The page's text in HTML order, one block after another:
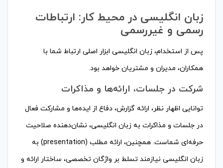
زبان انگلیسی در محیط کار: ارتباطات
رسمی و غیررسمی
پس از استخدام، زبان انگلیسی ابزار اصلی ارتباط شما با
همکاران، مدیران و مشتریان خواهد بود.
شرکت در جلسات، ارائه‌ها و مذاکرات
توانایی اظهار نظر، ارائه گزارش، دفاع از ایده‌ها و مشارکت فعال
در جلسات و مذاکرات به زبان انگلیسی، نشان‌دهنده صلاحیت
حرفه‌ای شماست. همچنین، ارائه مطلب (presentation) به
زبان انگلیسی نیازمند تسلط بر واژگان تخصصی، ساختار ارائه و